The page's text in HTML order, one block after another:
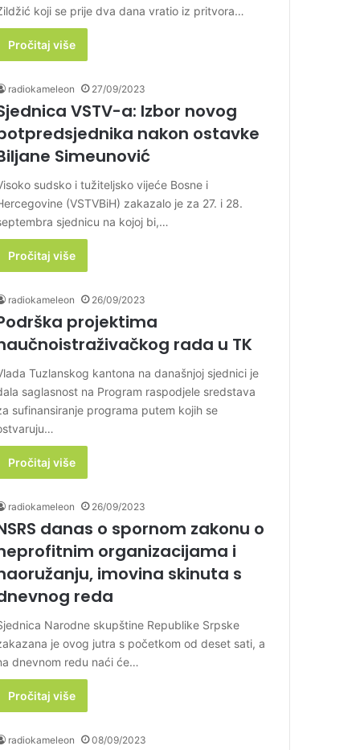
koji se prije dva dana vratio iz pritvora…
Pročitaj više
radiokameleon 27/09/2023
VSTV-a: Izbor novog
nakon ostavke
Simeunović
sudsko i tužiteljsko vijeće Bosne i
(VSTVBiH) zakazalo je za 27. i 28.
sjednicu na kojoj bi,…
Pročitaj više
radiokameleon 26/09/2023
projektima
rada u TK
Tuzlanskog kantona na današnjoj sjednici je
saglasnost na Program raspodjele sredstava
sufinansiranje programa putem kojih se
Pročitaj više
radiokameleon 26/09/2023
danas o spornom zakonu o
organizacijama i
imovina skinuta s
reda
Narodne skupštine Republike Srpske
je ovog jutra s početkom od deset sati, a
dnevnom redu naći će…
Pročitaj više
radiokameleon 08/09/2023